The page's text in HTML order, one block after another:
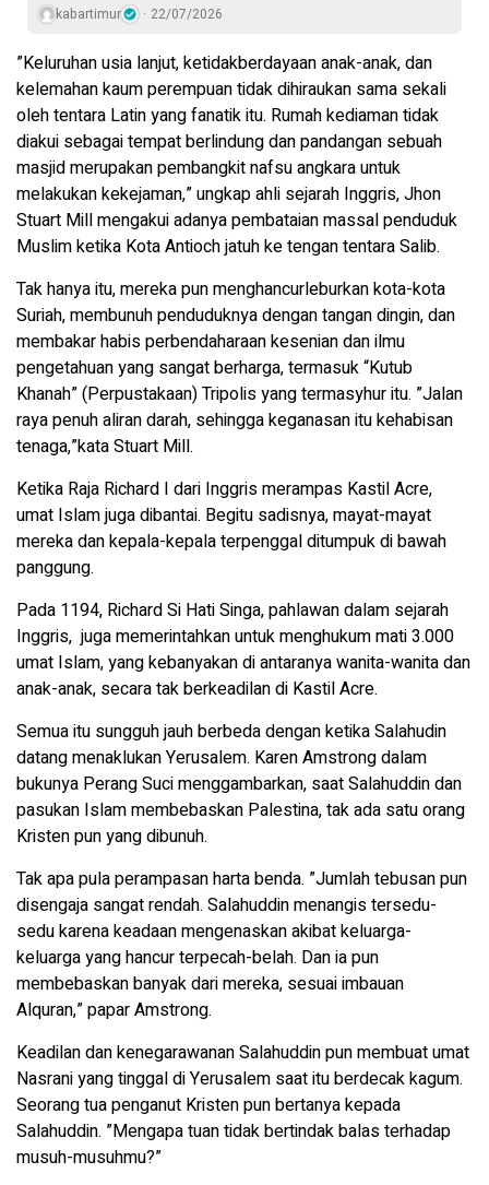
kabartimur 22/07/2026
”Keluruhan usia lanjut, ketidakberdayaan anak-anak, dan
kelemahan kaum perempuan tidak dihiraukan sama sekali
oleh tentara Latin yang fanatik itu. Rumah kediaman tidak
diakui sebagai tempat berlindung dan pandangan sebuah
masjid merupakan pembangkit nafsu angkara untuk
melakukan kekejaman,” ungkap ahli sejarah Inggris, Jhon
Stuart Mill mengakui adanya pembataian massal penduduk
Muslim ketika Kota Antioch jatuh ke tengan tentara Salib.
Tak hanya itu, mereka pun menghancurleburkan kota-kota
Suriah, membunuh penduduknya dengan tangan dingin, dan
membakar habis perbendaharaan kesenian dan ilmu
pengetahuan yang sangat berharga, termasuk “Kutub
Khanah” (Perpustakaan) Tripolis yang termasyhur itu. ”Jalan
raya penuh aliran darah, sehingga keganasan itu kehabisan
tenaga,”kata Stuart Mill.
Ketika Raja Richard I dari Inggris merampas Kastil Acre,
umat Islam juga dibantai. Begitu sadisnya, mayat-mayat
mereka dan kepala-kepala terpenggal ditumpuk di bawah
panggung.
Pada 1194, Richard Si Hati Singa, pahlawan dalam sejarah
Inggris, juga memerintahkan untuk menghukum mati 3.000
umat Islam, yang kebanyakan di antaranya wanita-wanita dan
anak-anak, secara tak berkeadilan di Kastil Acre.
Semua itu sungguh jauh berbeda dengan ketika Salahudin
datang menaklukan Yerusalem. Karen Amstrong dalam
bukunya Perang Suci menggambarkan, saat Salahuddin dan
pasukan Islam membebaskan Palestina, tak ada satu orang
Kristen pun yang dibunuh.
Tak apa pula perampasan harta benda. ”Jumlah tebusan pun
disengaja sangat rendah. Salahuddin menangis tersedu-
sedu karena keadaan mengenaskan akibat keluarga-
keluarga yang hancur terpecah-belah. Dan ia pun
membebaskan banyak dari mereka, sesuai imbauan
Alquran,” papar Amstrong.
Keadilan dan kenegarawanan Salahuddin pun membuat umat
Nasrani yang tinggal di Yerusalem saat itu berdecak kagum.
Seorang tua penganut Kristen pun bertanya kepada
Salahuddin. ”Mengapa tuan tidak bertindak balas terhadap
musuh-musuhmu?”